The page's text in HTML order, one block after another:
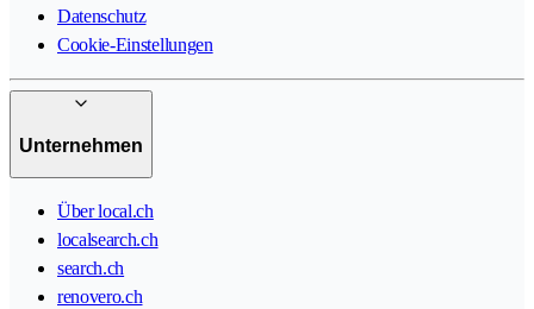
Datenschutz
Cookie-Einstellungen
Unternehmen
Über local.ch
localsearch.ch
search.ch
renovero.ch